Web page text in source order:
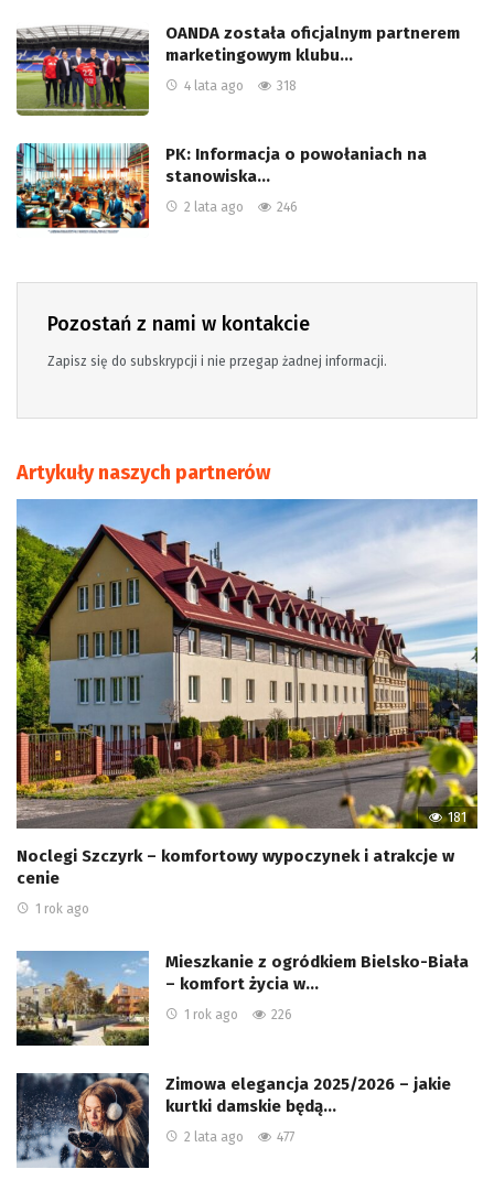
OANDA została oficjalnym partnerem
marketingowym klubu…
4 lata ago 318
PK: Informacja o powołaniach na
stanowiska…
2 lata ago 246
Pozostań z nami w kontakcie
Zapisz się do subskrypcji i nie przegap żadnej informacji.
Artykuły naszych partnerów
181
Noclegi Szczyrk – komfortowy wypoczynek i atrakcje w
cenie
1 rok ago
Mieszkanie z ogródkiem Bielsko-Biała
– komfort życia w…
1 rok ago 226
Zimowa elegancja 2025/2026 – jakie
kurtki damskie będą…
2 lata ago 477